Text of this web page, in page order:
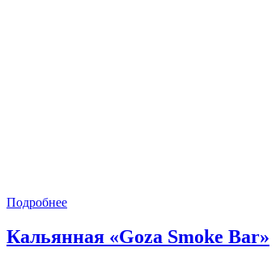
Подробнее
Кальянная «Goza Smoke Bar»